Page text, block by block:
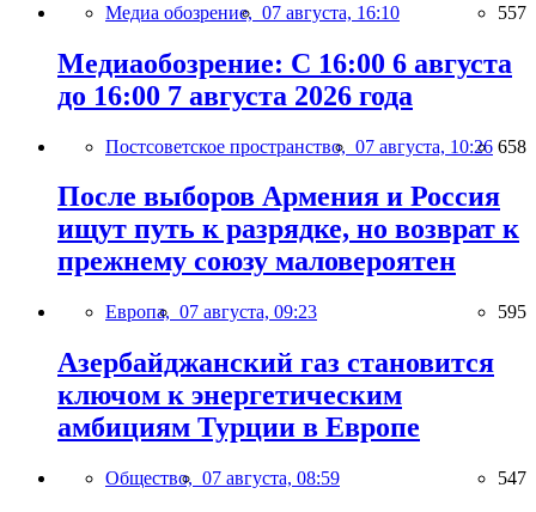
Медиа обозрение, 07 августа, 16:10 557
Медиаобозрение: С 16:00 6 августа
до 16:00 7 августа 2026 года
Постсоветское пространство, 07 августа, 10:26 658
После выборов Армения и Россия
ищут путь к разрядке, но возврат к
прежнему союзу маловероятен
Европа, 07 августа, 09:23 595
Азербайджанский газ становится
ключом к энергетическим
амбициям Турции в Европе
Общество, 07 августа, 08:59 547